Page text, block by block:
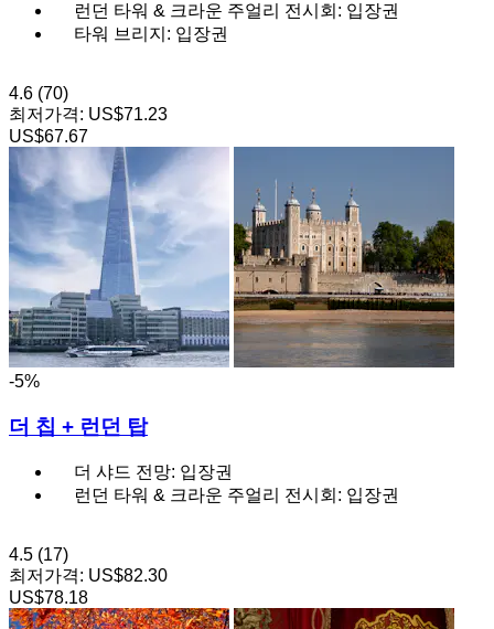
런던 타워 & 크라운 주얼리 전시회: 입장권
타워 브리지: 입장권
4.6 (70)
최저가격: US$71.23
US$67.67
-5%
더 칩 + 런던 탑
더 샤드 전망: 입장권
런던 타워 & 크라운 주얼리 전시회: 입장권
4.5 (17)
최저가격: US$82.30
US$78.18